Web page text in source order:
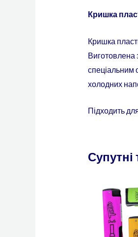
Кришка
Кришка
Виготовлена
спеціальним
холодних
Підходить
Супутні